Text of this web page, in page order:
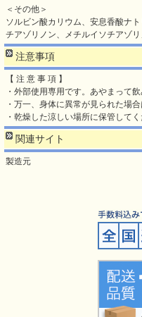
＜その他＞
ソルビン酸カリウム、安息香酸ナ
チアゾリノン、メチルイソチアゾリ
注意事項
【 注 意 事 項 】
・外部使用専用です。あやまって
・万一、身体に異常が見られた場
・乾燥した涼しい場所に保管して
関連サイト
製造元